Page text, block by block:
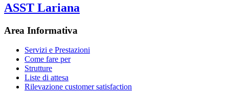
ASST Lariana
Area Informativa
Servizi e Prestazioni
Come fare per
Strutture
Liste di attesa
Rilevazione customer satisfaction